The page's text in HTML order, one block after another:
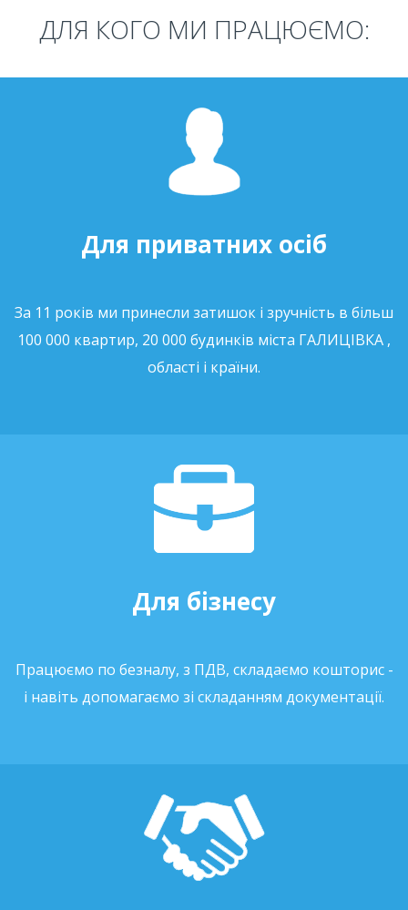
ДЛЯ КОГО МИ ПРАЦЮЄМО:
Для приватних осіб
За 11 років ми принесли затишок і зручність в більш
100 000 квартир, 20 000 будинків міста ГАЛИЦІВКА ,
області і країни.
Для бізнесу
Працюємо по безналу, з ПДВ, складаємо кошторис -
і навіть допомагаємо зі складанням документації.